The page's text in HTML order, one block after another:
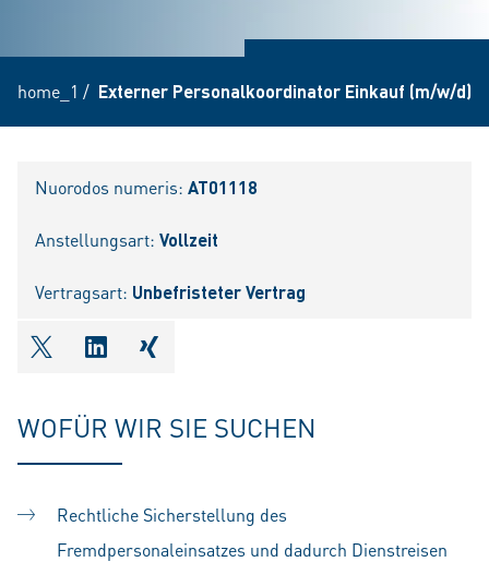
home_1 / Externer Personalkoordinator Einkauf (m/w/d)
Nuorodos numeris: AT01118
Anstellungsart: Vollzeit
Vertragsart: Unbefristeter Vertrag
shareOntwitter
shareOnlinkedIn
shareOnxing
WOFÜR WIR SIE SUCHEN
Rechtliche Sicherstellung des
Fremdpersonaleinsatzes und dadurch Dienstreisen